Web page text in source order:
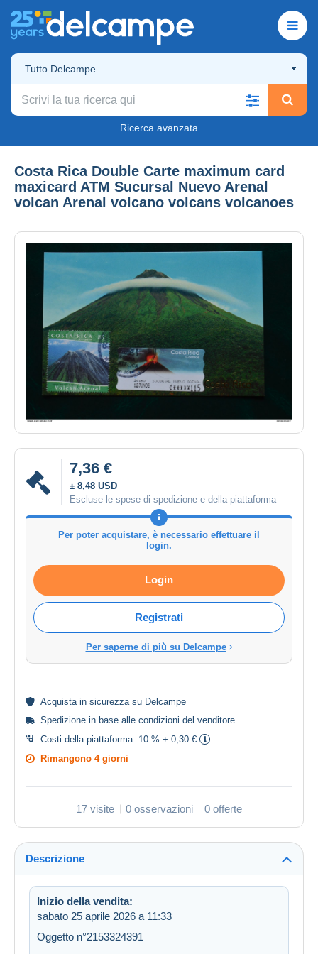
Tutto Delcampe
Ricerca avanzata
Costa Rica Double Carte maximum card
maxicard ATM Sucursal Nuevo Arenal
volcan Arenal volcano volcans volcanoes
7,36 €
± 8,48 USD
Escluse le spese di spedizione e della piattaforma
Per poter acquistare, è necessario effettuare il
login.
Login
Registrati
Per saperne di più su Delcampe
Acquista in sicurezzasu Delcampe
Spedizione in base alle condizioni del venditore.
Costi della piattaforma: 10 % + 0,30 €
Rimangono 4 giorni
17 visite 0 osservazioni 0 offerte
Descrizione
Inizio della vendita:
sabato 25 aprile 2026 a 11:33
Oggetto n°2153324391